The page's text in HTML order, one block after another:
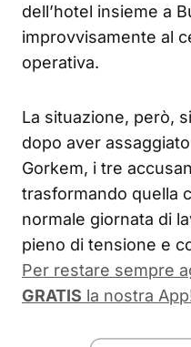
dell’hotel insieme a
improvvisamente al
operativa.
La situazione, però,
dopo aver
Gorkem, i tre
trasformando quella
normale giornata di
pieno di tensione e
Per restare sempre
GRATIS la nostra